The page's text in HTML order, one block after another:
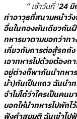
“ เช้าวันที่ '24 มิ
ท่าอาวุธที่สนามหน้าวั
อื่นในกองพันเดียวกัน
ทหารมาตามบอกว่าท
เกี่ยวกับการต่อสู้รถถั
เอาทหารไปด้วยต้องก
อยู่ต่างก็พากันนำทหา
ม้า)กันเป็นแถว ฉันนำ
จำไม่ได้ว่าใครเป็นคน
บอกให้นำทหารไปพัก